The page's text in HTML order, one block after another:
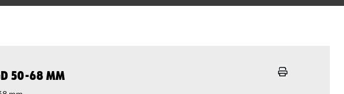
50-68 mm